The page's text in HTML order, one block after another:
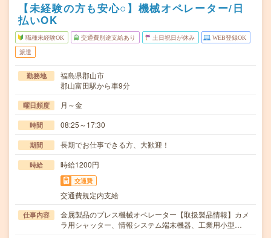
【未経験の方も安心○】機械オペレーター/日
払いOK
職種未経験OK 交通費別途支給あり 土日祝日が休み WEB登録OK
派遣
勤務地
福島県郡山市
郡山富田駅から車9分
曜日頻度 月～金
時間 08:25～17:30
期間 長期でお仕事できる方、大歓迎！
時給 時給1200円
交通費
交通費規定内支給
仕事内容
金属製品のプレス機械オペレーター【取扱製品情報】カメ
ラ用シャッター、情報システム端末機器、工業用小型…